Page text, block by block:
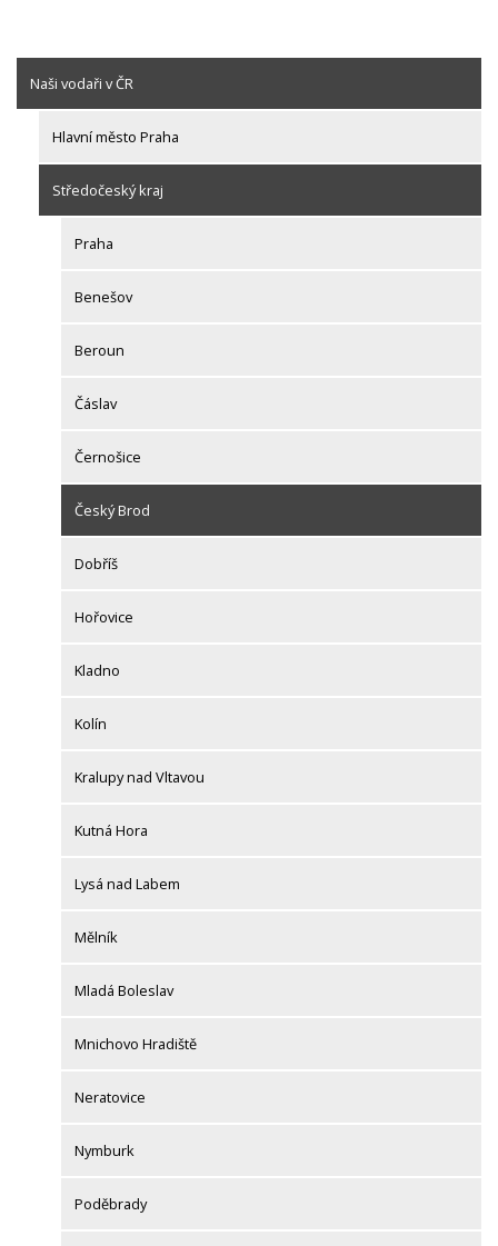
Naši vodaři v ČR
Hlavní město Praha
Středočeský kraj
Praha
Benešov
Beroun
Čáslav
Černošice
Český Brod
Dobříš
Hořovice
Kladno
Kolín
Kralupy nad Vltavou
Kutná Hora
Lysá nad Labem
Mělník
Mladá Boleslav
Mnichovo Hradiště
Neratovice
Nymburk
Poděbrady